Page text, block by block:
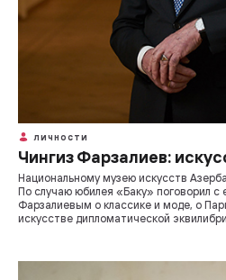
ЛИЧНОСТИ
Чингиз Фарзалиев:
Национальному музею искусств
По случаю юбилея «Баку» поговорил с
Фарзалиевым о классике и моде, о
искусстве дипломатической